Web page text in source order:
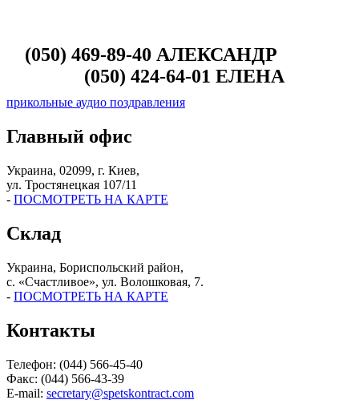
(050) 469-89-40 АЛЕКСАНДР
(050) 424-64-01 ЕЛЕНА
прикольные аудио поздравления
Главный офис
Украина, 02099, г. Киев,
ул. Тростянецкая 107/11
- ПОСМОТРЕТЬ НА КАРТЕ
Склад
Украина, Бориспольский район,
с. «Счастливое», ул. Волошковая, 7.
- ПОСМОТРЕТЬ НА КАРТЕ
Контакты
Телефон: (044) 566-45-40
Факс: (044) 566-43-39
E-mail: secretary@spetskontract.com